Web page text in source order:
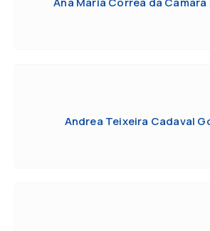
Andrea Teixeira Cadaval